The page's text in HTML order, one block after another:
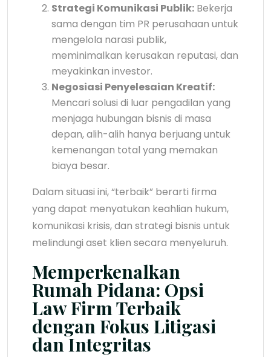
Strategi Komunikasi Publik: Bekerja
sama dengan tim PR perusahaan untuk
mengelola narasi publik,
meminimalkan kerusakan reputasi, dan
meyakinkan investor.
Negosiasi Penyelesaian Kreatif:
Mencari solusi di luar pengadilan yang
menjaga hubungan bisnis di masa
depan, alih-alih hanya berjuang untuk
kemenangan total yang memakan
biaya besar.
Dalam situasi ini, “terbaik” berarti firma
yang dapat menyatukan keahlian hukum,
komunikasi krisis, dan strategi bisnis untuk
melindungi aset klien secara menyeluruh.
Memperkenalkan
Rumah Pidana: Opsi
Law Firm Terbaik
dengan Fokus Litigasi
dan Integritas